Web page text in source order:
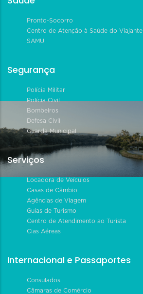
Pronto-Socorro
Centro de Atenção à Saúde do Viajante
SAMU
Segurança
Polícia Militar
Polícia Civil
Bombeiros
Defesa Civil
Guarda Municipal
Serviços
Locadora de Veículos
Casas de Câmbio
Agências de Viagem
Guias de Turismo
Centro de Atendimento ao Turista
Cias Aéreas
Internacional e Passaportes
Consulados
Câmaras de Comércio